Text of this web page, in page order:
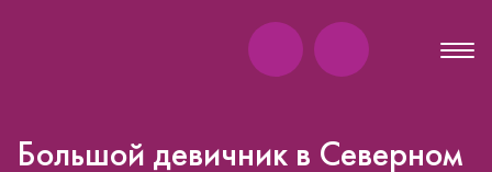
Большой девичник в Северном